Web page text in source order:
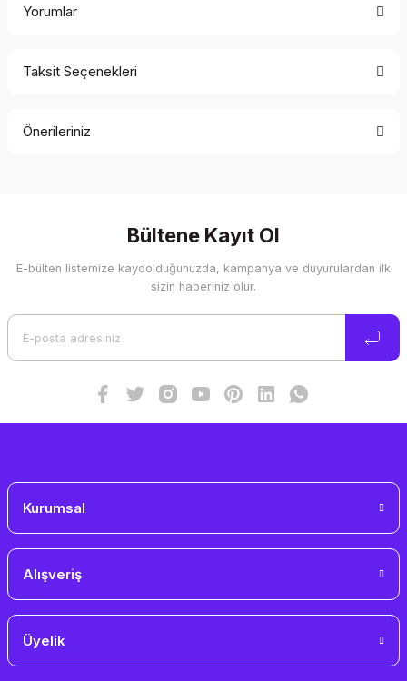
Yorumlar
Taksit Seçenekleri
Önerileriniz
Görüş ve önerileriniz için teşekkür ederiz.
Ürün resmi kalitesiz, bozuk veya görüntülenemiyor.
Bültene Kayıt Ol
E-bülten listemize kaydolduğunuzda, kampanya ve duyurulardan ilk
sizin haberiniz olur.
Kurumsal
Alışveriş
Üyelik